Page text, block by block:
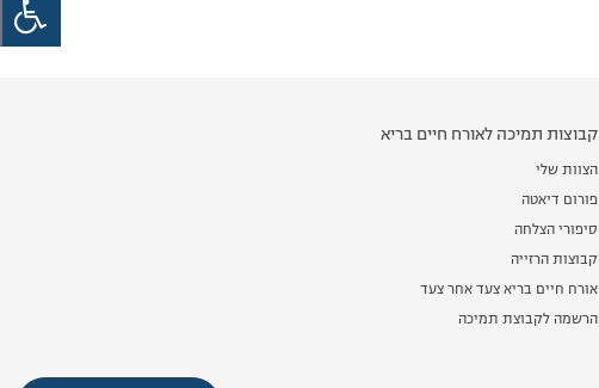
קבוצות תמיכה לאורח חיים בריא
הצוות שלי
פורום דיאטה
סיפורי הצלחה
קבוצות הרזייה
אורח חיים בריא צעד אחר צעד
הרשמה לקבוצת תמיכה